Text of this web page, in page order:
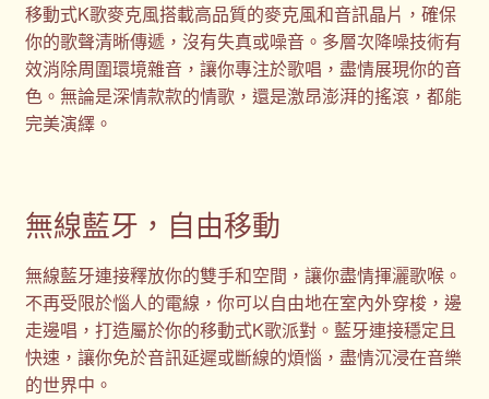
移動式K歌麥克風搭載高品質的麥克風和音訊晶片，確保
你的歌聲清晰傳遞，沒有失真或噪音。多層次降噪技術有
效消除周圍環境雜音，讓你專注於歌唱，盡情展現你的音
色。無論是深情款款的情歌，還是激昂澎湃的搖滾，都能
完美演繹。
無線藍牙，自由移動
無線藍牙連接釋放你的雙手和空間，讓你盡情揮灑歌喉。
不再受限於惱人的電線，你可以自由地在室內外穿梭，邊
走邊唱，打造屬於你的移動式K歌派對。藍牙連接穩定且
快速，讓你免於音訊延遲或斷線的煩惱，盡情沉浸在音樂
的世界中。